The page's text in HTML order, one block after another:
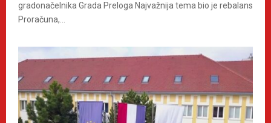
gradonačelnika Grada Preloga Najvažnija tema bio je rebalans
Proračuna,...